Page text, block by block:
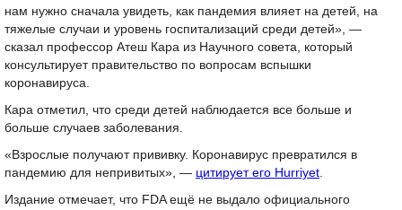
нам нужно сначала увидеть, как пандемия влияет на детей, на
тяжелые случаи и уровень госпитализаций среди детей», —
сказал профессор Атеш Кара из Научного совета, который
консультирует правительство по вопросам вспышки
коронавируса.
Кара отметил, что среди детей наблюдается все больше и
больше случаев заболевания.
«Взрослые получают прививку. Коронавирус превратился в
пандемию для непривитых», — цитирует его Hurriyet.
Издание отмечает, что FDA ещё не выдало официального